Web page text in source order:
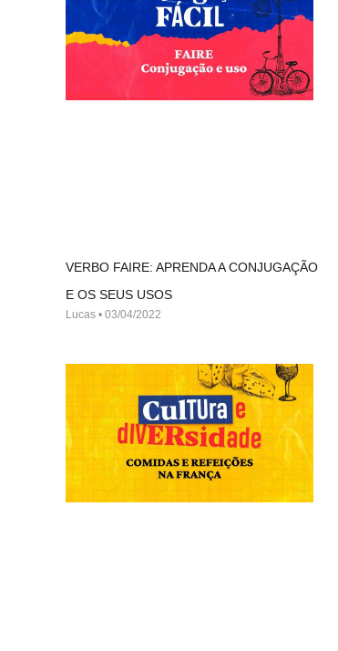
VERBO FAIRE: APRENDA A CONJUGAÇÃO
E OS SEUS USOS
Lucas 03/04/2022